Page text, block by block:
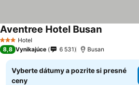
3 Počet hviezdičiek
Hotel
Aventree Hotel BusanZobraziť
8,8 Vynikajúce 6 531 Busan
Vyberte dátumy a pozrite si presné
ceny